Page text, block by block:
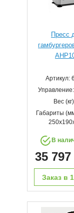
Пресс
Артикул:
Вес
Габариты
В
35
Заказ в